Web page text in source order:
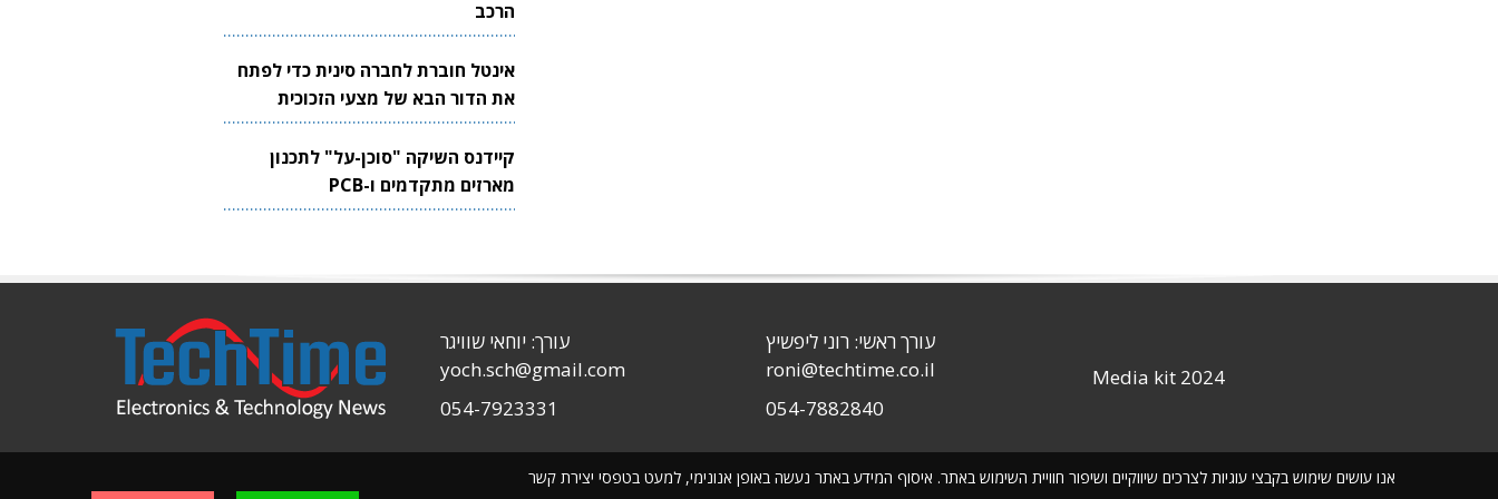
הרכב
אינטל חוברת לחברה סינית כדי לפתח
את הדור הבא של מצעי הזכוכית
לשבבים
קיידנס השיקה "סוכן-על" לתכנון
מארזים מתקדמים ו-PCB
אנו עושים שימוש בקבצי עוגיות לצרכים שיווקיים ושיפור חוויית השימוש באתר. איסוף המידע באתר נעשה באופן אנונימי, למעט בטפסי יצירת קשר
Media kit 2024
עורך ראשי: רוני ליפשיץ
roni@techtime.co.il
054-7882840
עורך: יוחאי שוויגר
yoch.sch@gmail.com
054-7923331